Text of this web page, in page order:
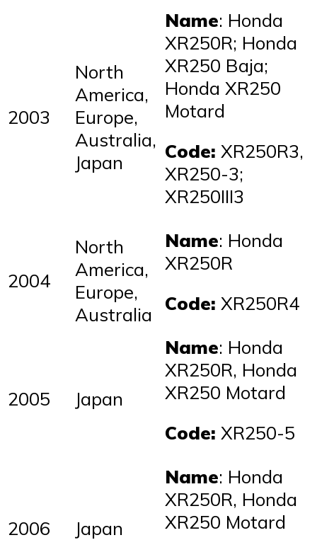
2003
North
America,
Europe,
Australia,
Japan
Name: Honda
XR250R; Honda
XR250 Baja;
Honda XR250
Motard
Code: XR250R3,
XR250-3;
XR250III3
2004
North
America,
Europe,
Australia
Name: Honda
XR250R
Code: XR250R4
2005 Japan
Name: Honda
XR250R, Honda
XR250 Motard
Code: XR250-5
2006 Japan
Name: Honda
XR250R, Honda
XR250 Motard